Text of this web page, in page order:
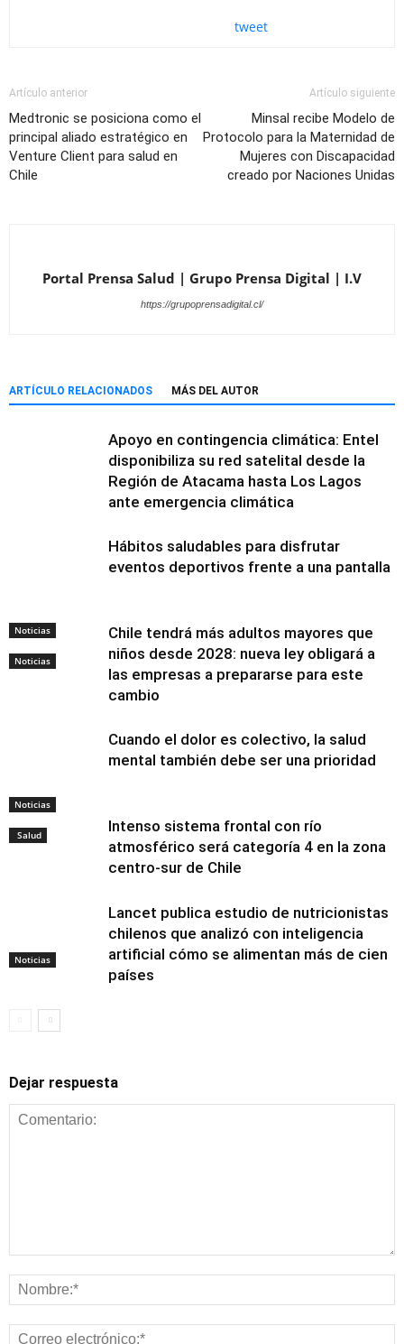
tweet
Artículo anterior
Medtronic se posiciona como el
principal aliado estratégico en
Venture Client para salud en
Chile
Artículo siguiente
Minsal recibe Modelo de
Protocolo para la Maternidad de
Mujeres con Discapacidad
creado por Naciones Unidas
Portal Prensa Salud | Grupo Prensa Digital | I.V
https://grupoprensadigital.cl/
ARTÍCULO RELACIONADOS MÁS DEL AUTOR
Noticias
Apoyo en contingencia climática: Entel
disponibiliza su red satelital desde la
Región de Atacama hasta Los Lagos
ante emergencia climática
Noticias
Hábitos saludables para disfrutar
eventos deportivos frente a una pantalla
Noticias
Chile tendrá más adultos mayores que
niños desde 2028: nueva ley obligará a
las empresas a prepararse para este
cambio
Salud
Cuando el dolor es colectivo, la salud
mental también debe ser una prioridad
Noticias
Intenso sistema frontal con río
atmosférico será categoría 4 en la zona
centro-sur de Chile
Alimentación y
nutrición
Lancet publica estudio de nutricionistas
chilenos que analizó con inteligencia
artificial cómo se alimentan más de cien
países
Dejar respuesta